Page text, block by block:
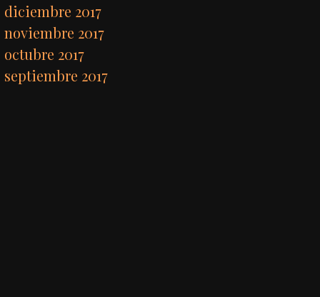
diciembre 2017
noviembre 2017
octubre 2017
septiembre 2017